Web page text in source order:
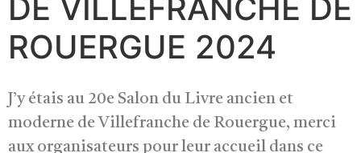
DE VILLEFRANCHE DE
ROUERGUE 2024
J’y étais au 20e Salon du Livre ancien et
moderne de Villefranche de Rouergue, merci
aux organisateurs pour leur accueil dans ce